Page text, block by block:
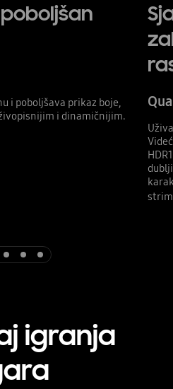
i poboljšava prikaz boje,
i dinamičnijim.
igranja